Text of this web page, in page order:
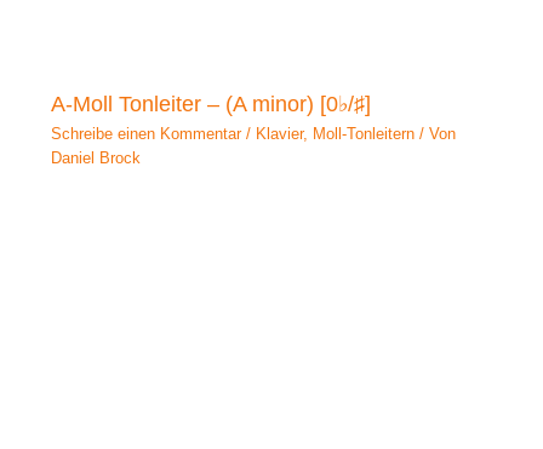
A-Moll Tonleiter – (A minor) [0♭/♯]
Schreibe einen Kommentar / Klavier, Moll-Tonleitern/ Von
Daniel Brock